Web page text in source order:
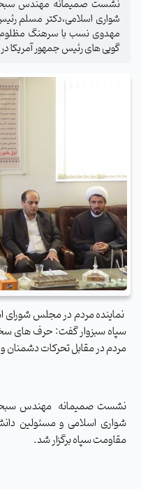
نشست صمیمانه مهندس
شواری اسلامی،دکتر مسلم
مهدوی نسب با سرهنگ مظلوم
گویی های رئیس جمهور آمریکا
نماینده مردم در مجلس شورای
سپاه سبزوار گفت: حرف های
مردم در مقابل تحرکات دشمنان
نشست صمیمانه مهندس
شواری اسلامی و مسئولین
مقاومت سپاه برگزار شد.